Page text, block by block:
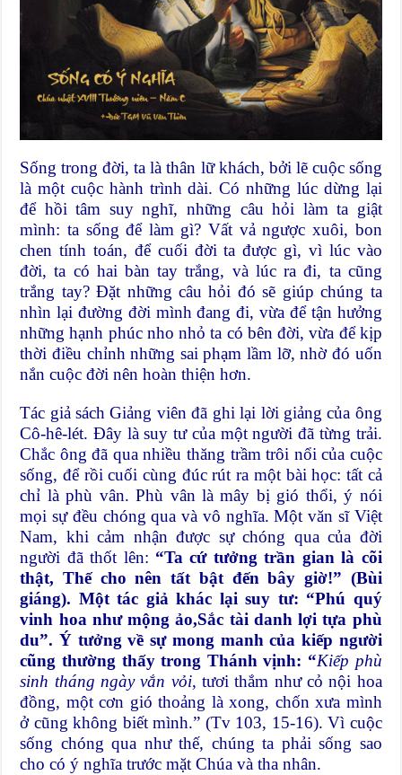
Sống trong đời, ta là thân lữ khách, bởi lẽ cuộc sống
là một cuộc hành trình dài. Có những lúc dừng lại
để hồi tâm suy nghĩ, những câu hỏi làm ta giật
mình: ta sống để làm gì? Vất vả ngược xuôi, bon
chen tính toán, để cuối đời ta được gì, vì lúc vào
đời, ta có hai bàn tay trắng, và lúc ra đi, ta cũng
trắng tay? Đặt những câu hỏi đó sẽ giúp chúng ta
nhìn lại đường đời mình đang đi, vừa để tận hưởng
những hạnh phúc nho nhỏ ta có bên đời, vừa để kịp
thời điều chỉnh những sai phạm lầm lỡ, nhờ đó uốn
nắn cuộc đời nên hoàn thiện hơn.
Tác giả sách Giảng viên đã ghi lại lời giảng của ông
Cô-hê-lét. Đây là suy tư của một người đã từng trải.
Chắc ông đã qua nhiều thăng trầm trôi nổi của cuộc
sống, để rồi cuối cùng đúc rút ra một bài học: tất cả
chỉ là phù vân. Phù vân là mây bị gió thổi, ý nói
mọi sự đều chóng qua và vô nghĩa. Một văn sĩ Việt
Nam, khi cảm nhận được sự chóng qua của đời
người đã thốt lên: “Ta cứ tưởng trần gian là cõi
thật, Thế cho nên tất bật đến bây giờ!” (Bùi
giáng). Một tác giả khác lại suy tư: “Phú quý
vinh hoa như mộng ảo,Sắc tài danh lợi tựa phù
du”. Ý tưởng về sự mong manh của kiếp người
cũng thường thấy trong Thánh vịnh: “Kiếp phù
sinh tháng ngày vắn vỏi, tươi thắm như cỏ nội hoa
đồng, một cơn gió thoảng là xong, chốn xưa mình
ở cũng không biết mình.” (Tv 103, 15-16). Vì cuộc
sống chóng qua như thế, chúng ta phải sống sao
cho có ý nghĩa trước mặt Chúa và tha nhân.